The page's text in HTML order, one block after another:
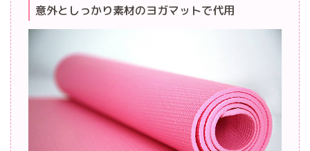
意外としっかり素材のヨガマットで代用